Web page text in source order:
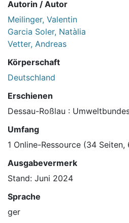
Autorin / Autor
Meilinger, Valentin
Garcia Soler, Natàlia
Vetter, Andreas
Körperschaft
Deutschland
Erschienen
Dessau-Roßlau :
Umfang
1 Online-Ressource (34
Ausgabevermerk
Stand: Juni 2024
Sprache
ger